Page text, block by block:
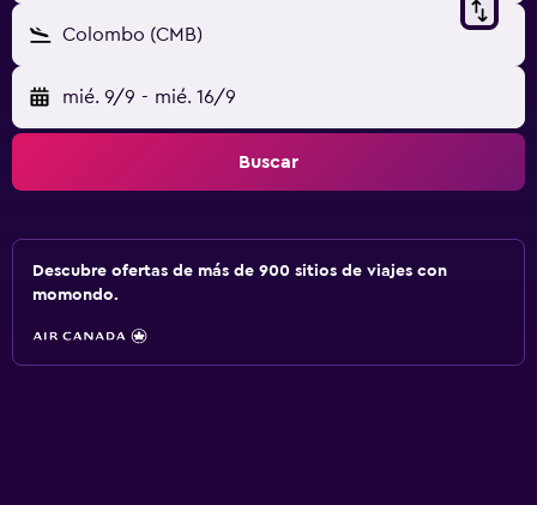
Colombo (CMB)
mié. 9/9 - mié. 16/9
Buscar
Descubre ofertas de más de 900 sitios de viajes con
momondo.